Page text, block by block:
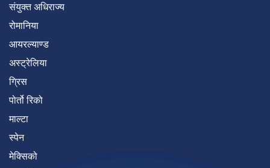
संयुक्त अधिराज्य
रोमानिया
आयरल्याण्ड
अस्ट्रेलिया
ग्रिस
पोर्तो रिको
माल्टा
स्पेन
मेक्सिको